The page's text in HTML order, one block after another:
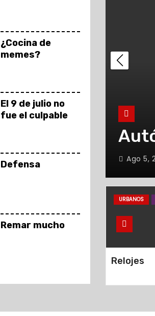
¿Cocina de
memes?
El 9 de julio no
fue el culpable
Defensa
Remar mucho
Tradición sin
Autódromo
Clara
URBANOS
Relojes